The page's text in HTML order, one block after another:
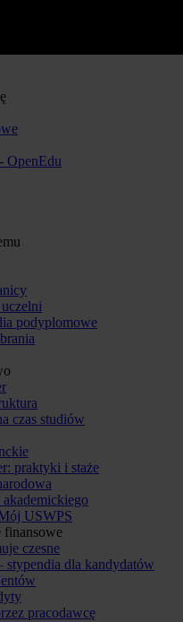
OpenEdu
podyplomowe
czas studiów
praktyki i staże
USWPS
finansowe
czesne
stypendia dla kandydatów
pracodawcę